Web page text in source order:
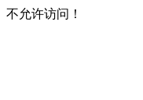
不允许访问！